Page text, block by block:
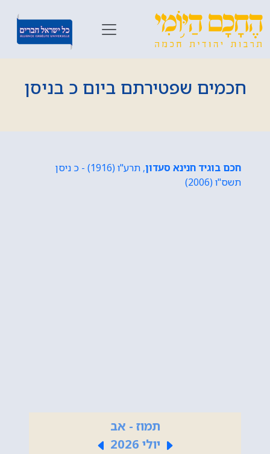
חכמים שפטירתם ביום כ בניסן
חכם בוגיד חנינא סעדון
, תרע"ו (1916) - כ ניסן
תשס"ו (2006)
תמוז - אב
יולי 2026